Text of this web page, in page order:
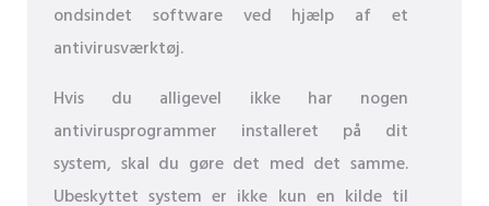
ondsindet software ved hjælp af et
antivirusværktøj.
Hvis du alligevel ikke har nogen
antivirusprogrammer installeret på dit
system, skal du gøre det med det samme.
Ubeskyttet system er ikke kun en kilde til